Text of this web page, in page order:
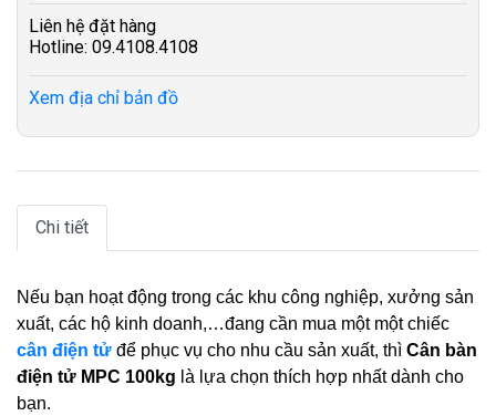
Liên hệ đặt hàng
Hotline: 09.4108.4108
Xem địa chỉ bản đồ
Chi tiết
Nếu bạn hoạt động trong các khu công nghiệp, xưởng sản
xuất, các hộ kinh doanh,…đang cần mua một một chiếc
cân điện tử để phục vụ cho nhu cầu sản xuất, thì Cân bàn
điện tử MPC 100kg là lựa chọn thích hợp nhất dành cho
bạn.